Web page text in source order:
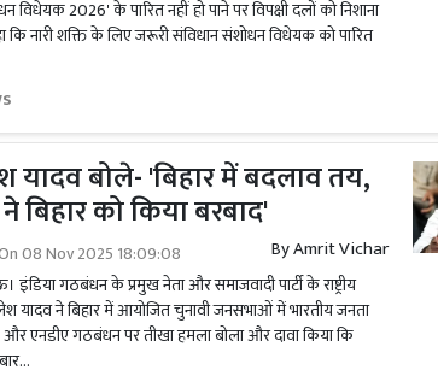
विधेयक 2026' के पारित नहीं हो पाने पर विपक्षी दलों को निशाना
कि नारी शक्ति के लिए जरूरी संविधान संशोधन विधेयक को पारित
बोले- 'बिहार में बदलाव तय,
बिहार को किया बरबाद'
08 Nov 2025 18:09:08 ByAmrit Vichar
गठबंधन के प्रमुख नेता और समाजवादी पार्टी के राष्ट्रीय
यादव ने बिहार में आयोजित चुनावी जनसभाओं में भारतीय जनता
और एनडीए गठबंधन पर तीखा हमला बोला और दावा किया कि